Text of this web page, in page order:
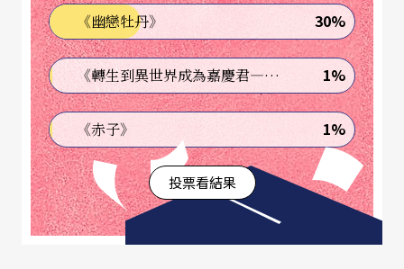
h Neuhaus, 1888－1964），形成了所謂「莫斯科
音樂院三巨頭」的堅強敎學陣容，門下人文薈萃、
英才輩出。
謙沖自持的貝爾曼與才高八斗的佩托洛夫
六月十六日隨英國皇家利物浦愛樂
管弦樂團來華演
出的拉薩．貝爾曼，自九歲進入中央音樂學校至莫
斯科音樂院高級硏究班畢業，主要師事戈登懷瑟。
《幽戀牡丹》 30%
《轉生到異世界成為嘉慶君—發現我的祖先是詐騙集團!?》 1%
《赤子》 1%
投票看結果